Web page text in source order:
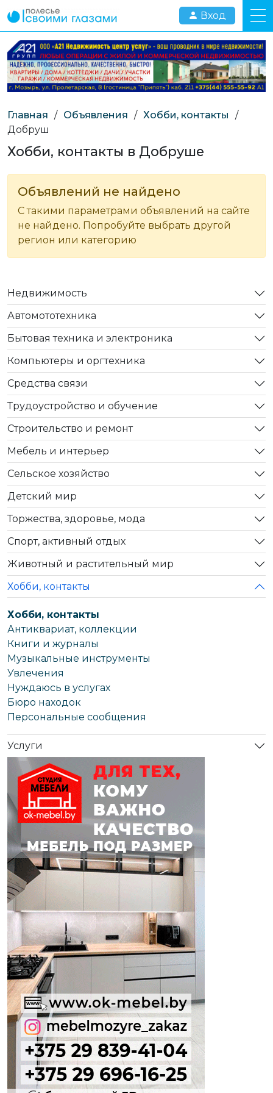
Вход
Главная / Объявления / Хобби, контакты
/
Добруш
Хобби, контакты в Добруше
Объявлений не найдено
С такими параметрами объявлений на сайте
не найдено. Попробуйте выбрать другой
регион или категорию
Недвижимость
Автомототехника
Бытовая техника и электроника
Компьютеры и оргтехника
Средства связи
Трудоустройство и обучение
Строительство и ремонт
Мебель и интерьер
Сельское хозяйство
Детский мир
Торжества, здоровье, мода
Спорт, активный отдых
Животный и растительный мир
Хобби, контакты
Хобби, контакты
Антиквариат, коллекции
Книги и журналы
Музыкальные инструменты
Увлечения
Нуждаюсь в услугах
Бюро находок
Персональные сообщения
Услуги